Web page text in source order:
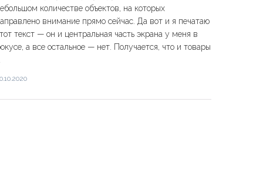
количестве объектов, на которых
внимание прямо сейчас. Да вот и я печатаю
текст — он и центральная часть экрана у меня в
а все остальное — нет. Получается, что и товары